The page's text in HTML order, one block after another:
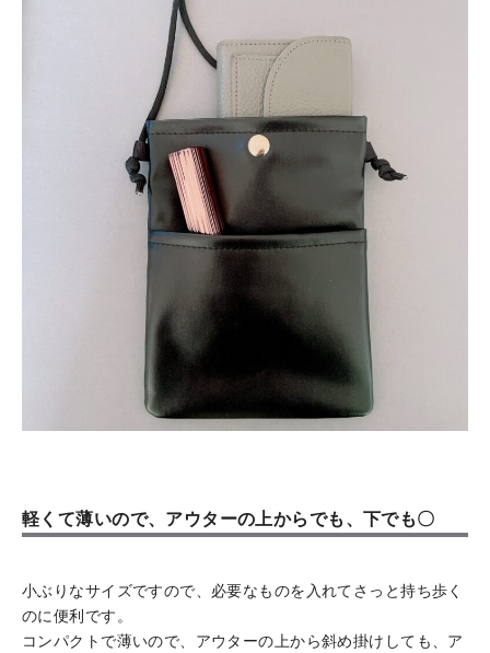
軽くて薄いので、アウターの上からでも、下でも〇
小ぶりなサイズですので、必要なものを入れてさっと持ち歩く
のに便利です。
コンパクトで薄いので、アウターの上から斜め掛けしても、ア